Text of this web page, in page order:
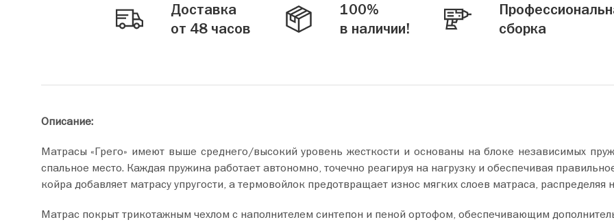
Доставка
от 48 часов
100%
в наличии!
сборка
Описание:
Матрасы «Грего» имеют выше среднего/высокий уровень жесткости и основаны на блоке независимых
спальное место. Каждая пружина работает автономно, точечно реагируя на нагрузку и обеспечивая
койра добавляет матрасу упругости, а термовойлок предотвращает износ мягких слоев матраса, распределяя
Матрас покрыт трикотажным чехлом с наполнителем синтепон и пеной ортофом, обеспечивающим